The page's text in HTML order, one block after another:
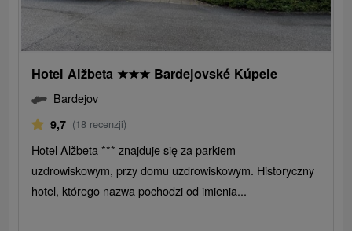
Hotel Alžbeta ★★★ Bardejovské Kúpele
Bardejov
9,7 (18 recenzji)
Hotel Alžbeta *** znajduje się za parkiem
uzdrowiskowym, przy domu uzdrowiskowym. Historyczny
hotel, którego nazwa pochodzi od imienia...